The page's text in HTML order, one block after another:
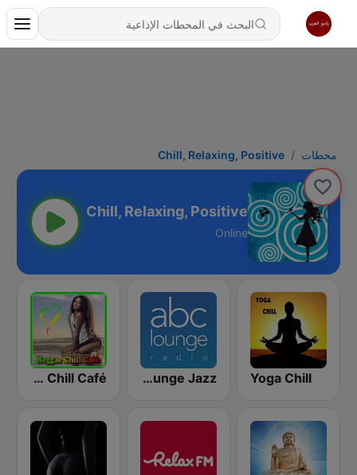
محطات Chill, Relaxing, Positive
Chill, Relaxing, Positive
Online
Yoga Chill
ABC Lounge Jazz
Reggae Chill Café